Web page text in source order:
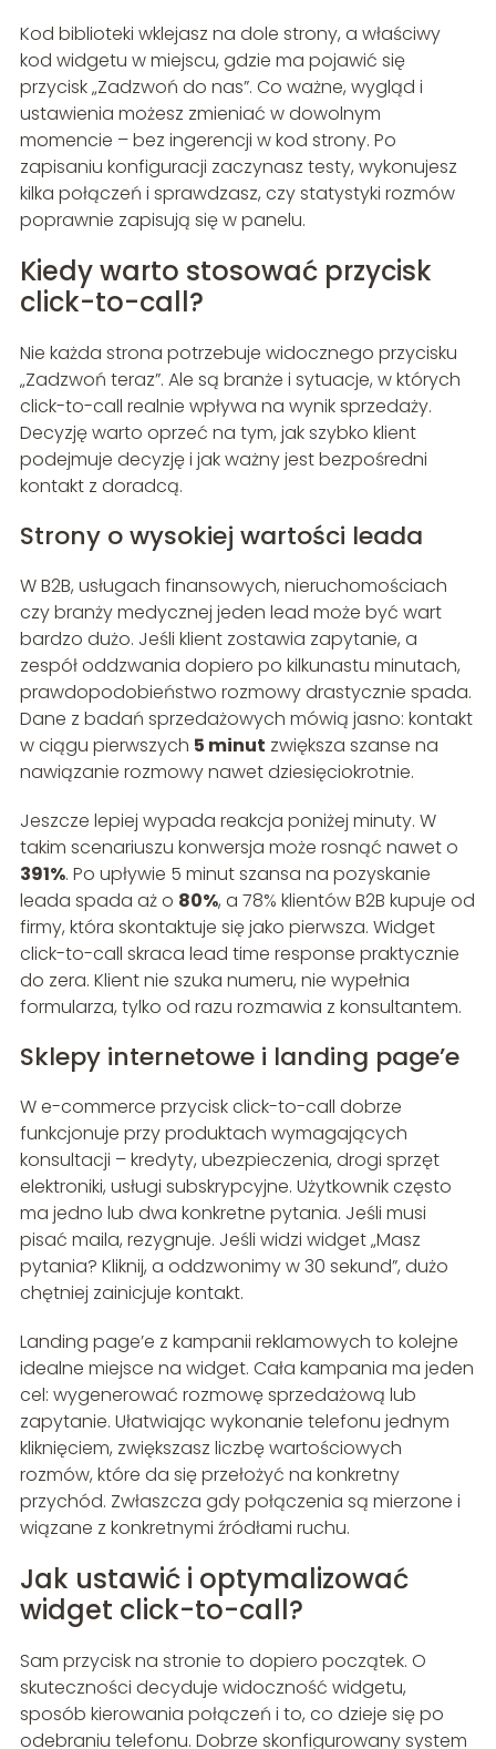
Kod biblioteki wklejasz na dole strony, a właściwy
kod widgetu w miejscu, gdzie ma pojawić się
przycisk „Zadzwoń do nas”. Co ważne, wygląd i
ustawienia możesz zmieniać w dowolnym
momencie – bez ingerencji w kod strony. Po
zapisaniu konfiguracji zaczynasz testy, wykonujesz
kilka połączeń i sprawdzasz, czy statystyki rozmów
poprawnie zapisują się w panelu.
Kiedy warto stosować przycisk
click-to-call?
Nie każda strona potrzebuje widocznego przycisku
„Zadzwoń teraz”. Ale są branże i sytuacje, w których
click-to-call realnie wpływa na wynik sprzedaży.
Decyzję warto oprzeć na tym, jak szybko klient
podejmuje decyzję i jak ważny jest bezpośredni
kontakt z doradcą.
Strony o wysokiej wartości leada
W B2B, usługach finansowych, nieruchomościach
czy branży medycznej jeden lead może być wart
bardzo dużo. Jeśli klient zostawia zapytanie, a
zespół oddzwania dopiero po kilkunastu minutach,
prawdopodobieństwo rozmowy drastycznie spada.
Dane z badań sprzedażowych mówią jasno: kontakt
w ciągu pierwszych 5 minut zwiększa szanse na
nawiązanie rozmowy nawet dziesięciokrotnie.
Jeszcze lepiej wypada reakcja poniżej minuty. W
takim scenariuszu konwersja może rosnąć nawet o
391%. Po upływie 5 minut szansa na pozyskanie
leada spada aż o 80%, a 78% klientów B2B kupuje od
firmy, która skontaktuje się jako pierwsza. Widget
click-to-call skraca lead time response praktycznie
do zera. Klient nie szuka numeru, nie wypełnia
formularza, tylko od razu rozmawia z konsultantem.
Sklepy internetowe i landing page’e
W e-commerce przycisk click-to-call dobrze
funkcjonuje przy produktach wymagających
konsultacji – kredyty, ubezpieczenia, drogi sprzęt
elektroniki, usługi subskrypcyjne. Użytkownik często
ma jedno lub dwa konkretne pytania. Jeśli musi
pisać maila, rezygnuje. Jeśli widzi widget „Masz
pytania? Kliknij, a oddzwonimy w 30 sekund”, dużo
chętniej zainicjuje kontakt.
Landing page’e z kampanii reklamowych to kolejne
idealne miejsce na widget. Cała kampania ma jeden
cel: wygenerować rozmowę sprzedażową lub
zapytanie. Ułatwiając wykonanie telefonu jednym
kliknięciem, zwiększasz liczbę wartościowych
rozmów, które da się przełożyć na konkretny
przychód. Zwłaszcza gdy połączenia są mierzone i
wiązane z konkretnymi źródłami ruchu.
Jak ustawić i optymalizować
widget click-to-call?
Sam przycisk na stronie to dopiero początek. O
skuteczności decyduje widoczność widgetu,
sposób kierowania połączeń i to, co dzieje się po
odebraniu telefonu. Dobrze skonfigurowany system